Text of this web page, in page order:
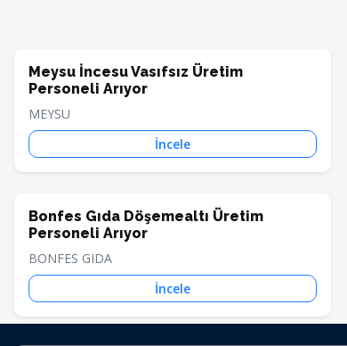
Meysu İncesu Vasıfsız Üretim
Personeli Arıyor
MEYSU
İncele
Bonfes Gıda Döşemealtı Üretim
Personeli Arıyor
BONFES GIDA
İncele